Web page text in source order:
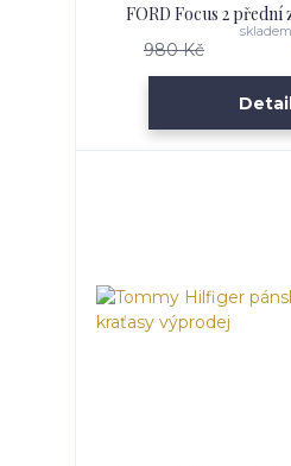
FORD Focus 2 přední
980 Kč
skladem